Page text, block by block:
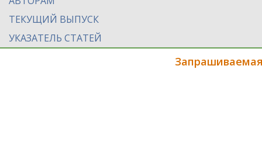
ТЕКУЩИЙ ВЫПУСК
УКАЗАТЕЛЬ СТАТЕЙ